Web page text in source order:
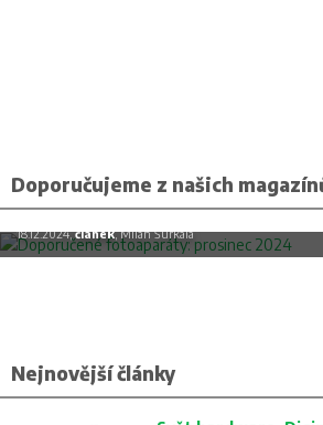
Doporučujeme z našich
Doporučené fotoaparáty: prosinec
18.12.2024,článek, Milan Šurkala
Nejnovější články